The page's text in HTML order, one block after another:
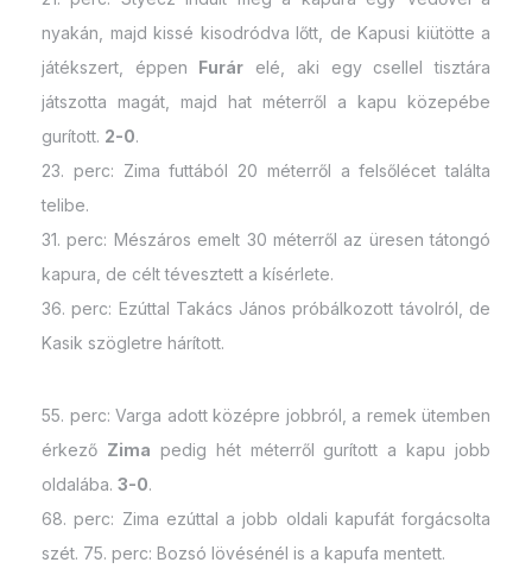
nyakán, majd kissé kisodródva lőtt, de Kapusi kiütötte a
játékszert, éppen Furár elé, aki egy csellel tisztára
játszotta magát, majd hat méterről a kapu közepébe
gurított. 2-0.
23. perc: Zima futtából 20 méterről a felsőlécet találta
telibe.
31. perc: Mészáros emelt 30 méterről az üresen tátongó
kapura, de célt tévesztett a kísérlete.
36. perc: Ezúttal Takács János próbálkozott távolról, de
Kasik szögletre hárított.
55. perc: Varga adott középre jobbról, a remek ütemben
érkező Zima pedig hét méterről gurított a kapu jobb
oldalába. 3-0.
68. perc: Zima ezúttal a jobb oldali kapufát forgácsolta
szét. 75. perc: Bozsó lövésénél is a kapufa mentett.